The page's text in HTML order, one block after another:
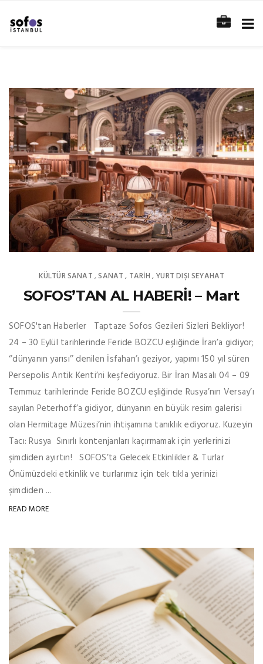
KÜLTÜR SANAT ,SANAT , TARİH , YURT DIŞI SEYAHAT
SOFOS’TAN AL HABERİ! – Mart
SOFOS'tan Haberler Taptaze Sofos Gezileri Sizleri Bekliyor!
24 – 30 Eylül tarihlerinde Feride BOZCU eşliğinde İran’a gidiyor;
‘’dünyanın yarısı’’ denilen İsfahan’ı geziyor, yapımı 150 yıl süren
Persepolis Antik Kenti’ni keşfediyoruz. Bir İran Masalı 04 – 09
Temmuz tarihlerinde Feride BOZCU eşliğinde Rusya’nın Versay’ı
sayılan Peterhoff’a gidiyor, dünyanın en büyük resim galerisi
olan Hermitage Müzesi’nin ihtişamına tanıklık ediyoruz. Kuzeyin
Tacı: Rusya Sınırlı kontenjanları kaçırmamak için yerlerinizi
şimdiden ayırtın! SOFOS’ta Gelecek Etkinlikler & Turlar
Önümüzdeki etkinlik ve turlarımız için tek tıkla yerinizi
şimdiden ...
READ MORE